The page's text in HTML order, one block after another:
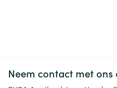
Neem contact met ons